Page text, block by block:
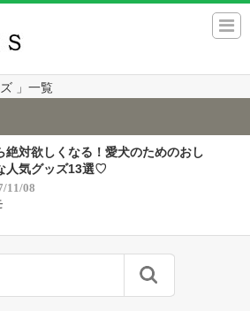
ズ 」一覧
絶対欲しくなる！愛犬のためのおし
人気グッズ13選♡
11/08